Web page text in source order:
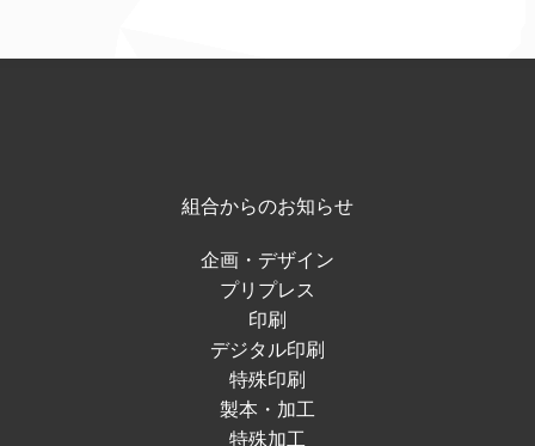
組合からのお知らせ
企画・デザイン
プリプレス
印刷
デジタル印刷
特殊印刷
製本・加工
特殊加工